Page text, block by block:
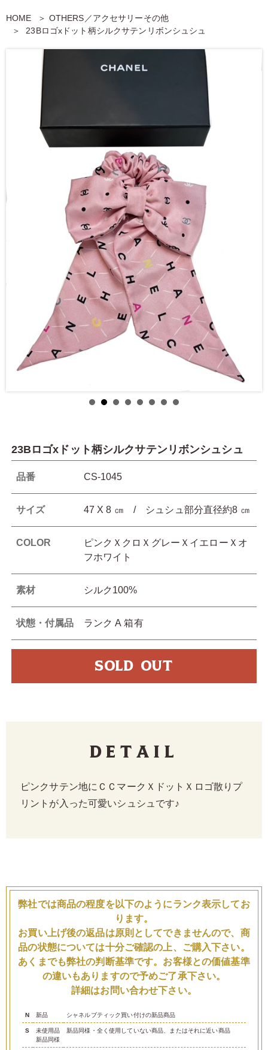
HOME
OTHERS／アクセサリーその他
23Bロゴxドット柄シルクサテンリボンシュシュ
23Bロゴxドット柄シルクサテンリボンシュシュ
品番 CS-1045
サイズ 47 X 8 ㎝ / シュシュ部分直径約8 ㎝
COLOR
ピンクＸクロＸグレーＸイエローＸオ
フホワイト
素材 シルク100%
状態・付属品 ランク A 箱有
SOLD OUT
Detail
ピンクサテン地にＣＣマークＸドットＸロゴ散りプ
リントが入った可愛いシュシュです♪
弊社では商品の程度を以下のようにランク表示してお
ります。
お買い上げ後の返品は原則としてできませんので、商
品の状態については十分ご確認の上、ご購入下さい。
あくまでも弊社の判断基準です。お客様との価値基準
の違いもありますので予めご了承下さい。
詳細はお問い合わせ下さい。
N 新品 シャネルブティック買い付けの新品商品
S
未使用品
新品同様
新品同様・全く使用していない商品、またはそれに近い商品